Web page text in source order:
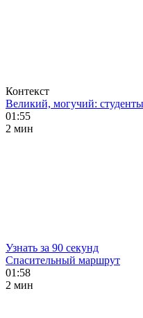
Контекст
Великий, могучий:
01:55
2 мин
Узнать за 90 секунд
Спасительный маршрут
01:58
2 мин